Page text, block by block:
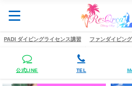
PADI ダイビングライセンス講習 ファンダイビング
公式LINE TEL